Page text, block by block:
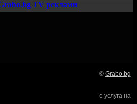
TV реклами
© Grabo.bg
е услуга на